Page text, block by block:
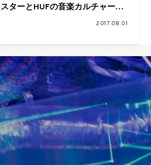
スターとHUFの音楽カルチャー感
2017.08.01